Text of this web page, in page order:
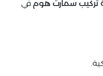
تركيب سمارت هوم في